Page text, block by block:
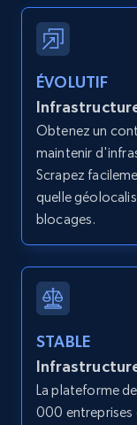
Zillow
Search by
direct link as
Zpid, City,
and more.
LinkedIn
URL, ID, User
text, Date
ÉVOLUTIF
Obtenez un
maintenir
Scrapez
quelle
blocages.
STABLE
La plateforme
000 entreprises